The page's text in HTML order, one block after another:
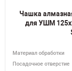
Чашка
для УШМ
Материал обработки
Посадочное отверстие